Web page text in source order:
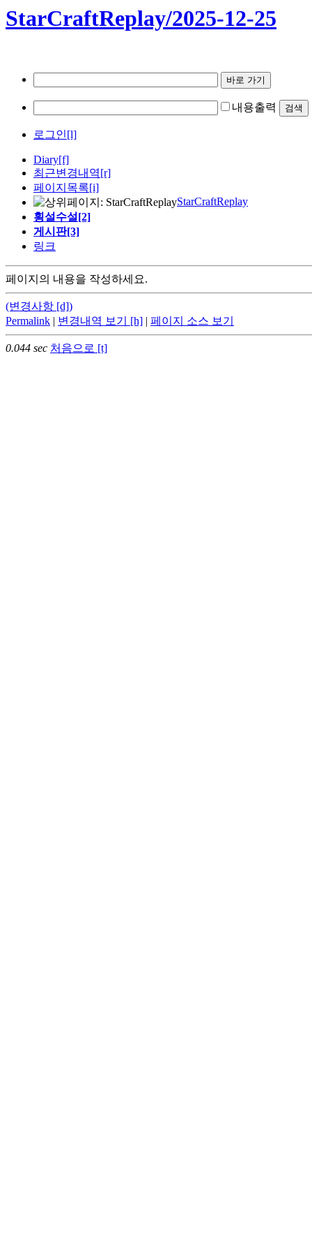
StarCraftReplay/2025-12-25
내용출력
로그인[l]
Diary[f]
최근변경내역[r]
페이지목록[i]
StarCraftReplay
횡설수설[2]
게시판[3]
링크
페이지의 내용을 작성하세요.
(변경사항 [d])
Permalink | 변경내역 보기 [h] | 페이지 소스 보기
0.044 sec 처음으로 [t]